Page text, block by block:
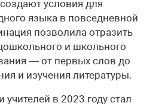
условия для
языка в повседневной
позволила отразить
и школьного
— от первых слов до
и изучения литературы.
в 2023 году стал